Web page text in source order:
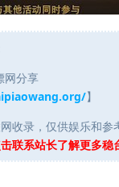
网分享
】
收录，仅供娱乐和
联系站长了解更多稳